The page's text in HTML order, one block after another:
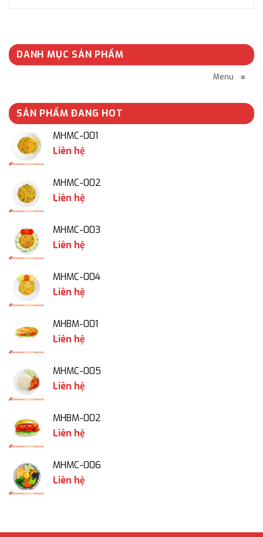
DANH MỤC SẢN PHẨM
Menu ≡
SẢN PHẨM ĐANG HOT
MHMC-001
Liên hệ
MHMC-002
Liên hệ
MHMC-003
Liên hệ
MHMC-004
Liên hệ
MHBM-001
Liên hệ
MHMC-005
Liên hệ
MHBM-002
Liên hệ
MHMC-006
Liên hệ